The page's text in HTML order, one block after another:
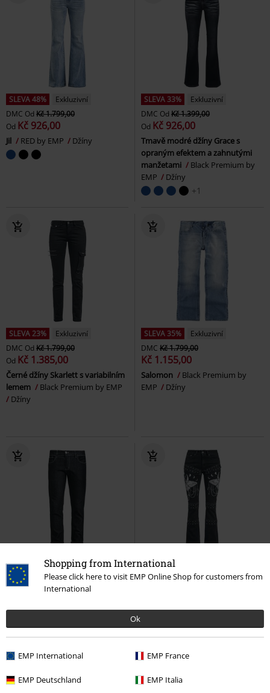
Shopping from International
Please click here to visit EMP Online Shop for customers from
International
Ok
EMP International EMP France
EMP Deutschland EMP Italia
SLEVA 48%
Exkluzivní
DMC Od Kč 1.799,00
Od Kč 926,00
Jil RED by EMP Džíny
SLEVA 33%
Exkluzivní
DMC Od Kč 1.399,00
Od Kč 926,00
Tmavě modré džíny Grace s
opraným efektem a zahnutými
manžetami
Black Premium by
EMP
Džíny
+1
SLEVA 23%
Exkluzivní
DMC Od Kč 1.799,00
Od Kč 1.385,00
Černé džíny Skarlett s variabilním
lemem
Black Premium by EMP
Džíny
SLEVA 35%
Exkluzivní
DMC Kč 1.799,00
Kč 1.155,00
Salomon
Black Premium by
EMP
Džíny
% Plus Size
Kč 1.062,00
SLEVA 30%
DMCKč 1.999,00
Džíny